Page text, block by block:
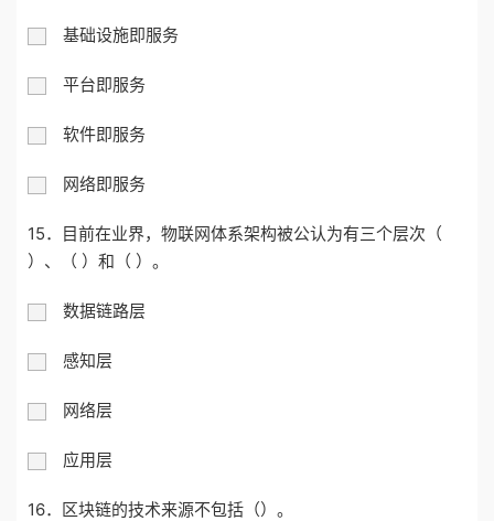
基础设施即服务
平台即服务
软件即服务
网络即服务
15．目前在业界，物联网体系架构被公认为有三个层次（
）、（ ）和（ ）。
数据链路层
感知层
网络层
应用层
16． 区块链的技术来源不包括（）。